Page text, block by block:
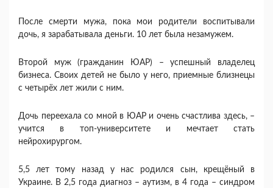
После смерти мужа, пока мои родители воспитывали
дочь, я зарабатывала деньги. 10 лет была незамужем.
Второй муж (гражданин ЮАР) – успешный владелец
бизнеса. Своих детей не было у него, приемные близнецы
с четырёх лет жили с ним.
Дочь переехала со мной в ЮАР и очень счастлива здесь, –
учится в топ-университете и мечтает стать
нейрохирургом.
5,5 лет тому назад у нас родился сын, крещёный в
Украине. В 2,5 года диагноз – аутизм, в 4 года – синдром